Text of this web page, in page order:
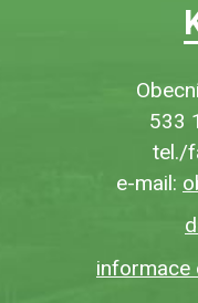
533
tel./
e-mail:
informace